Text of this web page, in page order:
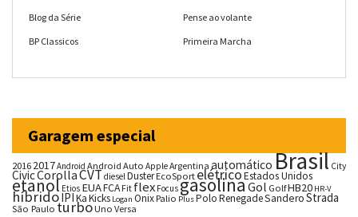
Blog da Série
BP Classicos
Pense ao volante
Primeira Marcha
Garagem especial
20162017Android Android Auto AppleArgentina automáticoBrasil City
CivicCorollaCVTdiesel DusterEcoSportelétricoEstados Unidos
etanol Etios EUAFCA Fit flex FocusgasolinaGol GolfHB20 HR-V
híbridoIPIKaKicks Logan OnixPalio PlusPoloRenegadeSanderoStrada
São Paulo turboUno Versa